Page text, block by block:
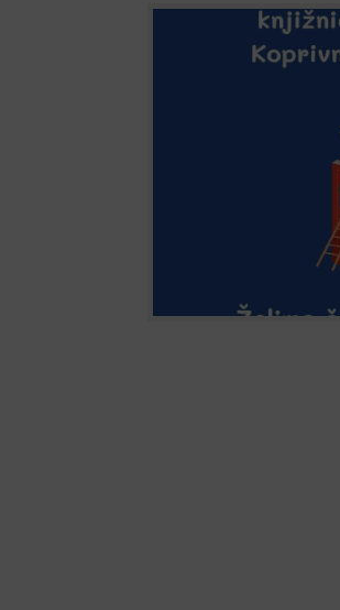
Anketno
knjižnica u
Sve četiri narodne
– u Koprivnici,
– koprivnički i
provode zajedničko
unaprijeđivanja rada